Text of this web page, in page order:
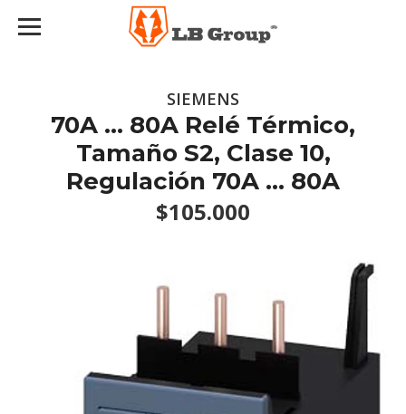
SIEMENS
70A ... 80A Relé Térmico,
Tamaño S2, Clase 10,
Regulación 70A ... 80A
$105.000